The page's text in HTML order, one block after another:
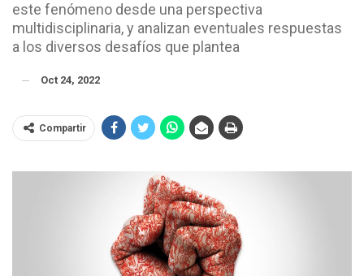
este fenómeno desde una perspectiva
multidisciplinaria, y analizan eventuales respuestas
a los diversos desafíos que plantea
Oct 24, 2022
Compartir